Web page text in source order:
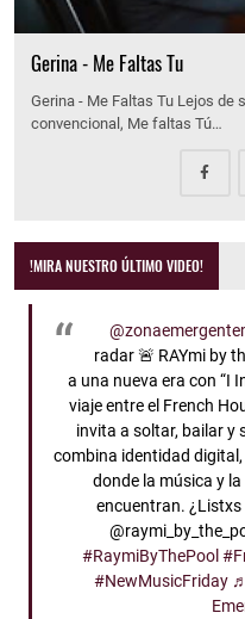
Gerina - Me Faltas Tu
Gerina - Me Faltas Tu Lejos de
convencional, Me faltas Tú…
!MIRA NUESTRO ÚLTIMO VIDEO!
radar 🚨 RAYmi by
a una nueva era con “I
viaje entre el French
invita a soltar, bailar y
combina identidad
donde la música y
encuentran. ¿Listxs
#RaymiByThePool
#NewMusicFriday